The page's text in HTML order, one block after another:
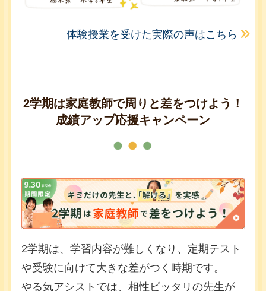
体験授業を受けた実際の声はこちら
2学期は家庭教師で周りと差をつけよう！
成績アップ応援キャンペーン
2学期は、学習内容が難しくなり、定期テスト
や受験に向けて大きな差がつく時期です。
やる気アシストでは、相性ピッタリの先生が